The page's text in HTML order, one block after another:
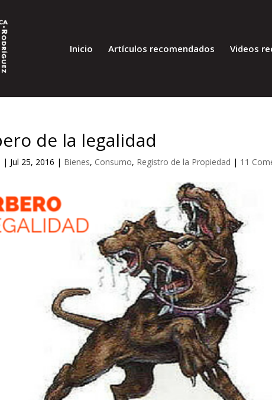
Inicio Artículos recomendados Videos
de la legalidad
| Jul 25, 2016 | Bienes, Consumo, Registro de la Propiedad | 11